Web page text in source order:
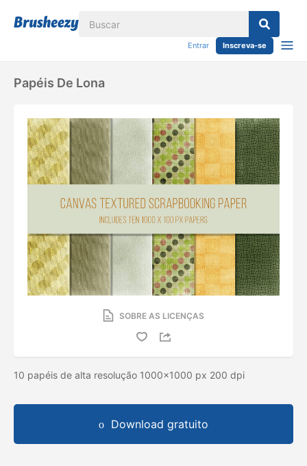
Entrar Inscreva-se
Papéis De Lona
SOBRE AS LICENÇAS
10 papéis de alta resolução 1000x1000 px 200 dpi
Download gratuito